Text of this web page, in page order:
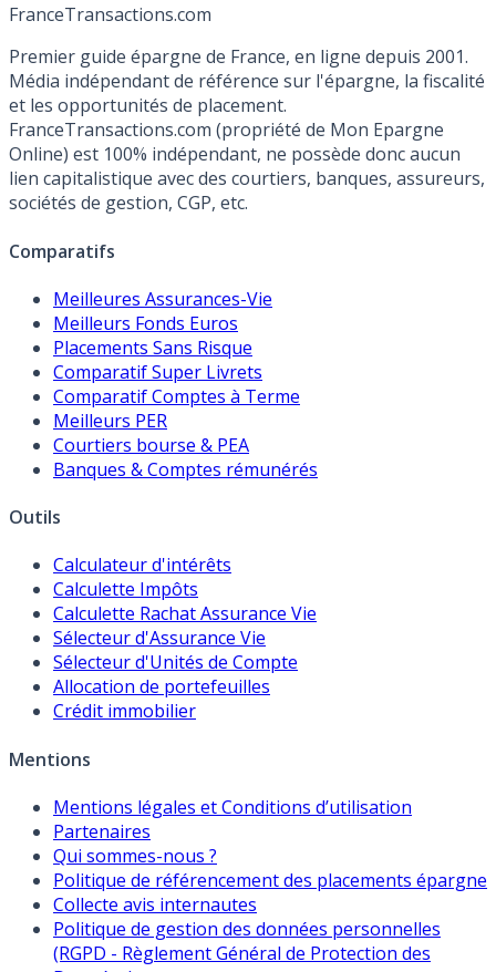
FranceTransactions.com
Premier guide épargne de France, en ligne depuis 2001.
Média indépendant de référence sur l'épargne, la fiscalité
et les opportunités de placement.
FranceTransactions.com (propriété de Mon Epargne
Online) est 100% indépendant, ne possède donc aucun
lien capitalistique avec des courtiers, banques, assureurs,
sociétés de gestion, CGP, etc.
Comparatifs
Meilleures Assurances-Vie
Meilleurs Fonds Euros
Placements Sans Risque
Comparatif Super Livrets
Comparatif Comptes à Terme
Meilleurs PER
Courtiers bourse & PEA
Banques & Comptes rémunérés
Outils
Calculateur d'intérêts
Calculette Impôts
Calculette Rachat Assurance Vie
Sélecteur d'Assurance Vie
Sélecteur d'Unités de Compte
Allocation de portefeuilles
Crédit immobilier
Mentions
Mentions légales et Conditions d’utilisation
Partenaires
Qui sommes-nous ?
Politique de référencement des placements épargne
Collecte avis internautes
Politique de gestion des données personnelles
(RGPD - Règlement Général de Protection des